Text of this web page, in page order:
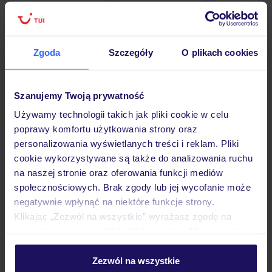
Zgoda Szczegóły O plikach cookies
Szanujemy Twoją prywatność
Używamy technologii takich jak pliki cookie w celu
poprawy komfortu użytkowania strony oraz
personalizowania wyświetlanych treści i reklam. Pliki
cookie wykorzystywane są także do analizowania ruchu
na naszej stronie oraz oferowania funkcji mediów
społecznościowych. Brak zgody lub jej wycofanie może
negatywnie wpłynąć na niektóre funkcje strony.
Klikając „Zezwól na wszystkie” wyrażasz zgodę na
personalizować swój wybór wchodząc w zakładkę
Zezwól na wszystkie
Hotel
Opinie
Pokoje
Wyżywienie
Atrakcje